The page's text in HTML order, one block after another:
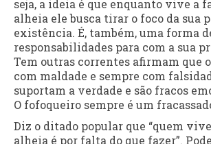
seja, a ideia é que enquanto vive a
alheia ele busca tirar o foco da sua
existência. É, também, uma forma
responsabilidades para com a sua
Tem outras correntes afirmam que
com maldade e sempre com
suportam a verdade e são fracos
O fofoqueiro sempre é um
Diz o ditado popular que “quem
alheia é por falta do que fazer”.